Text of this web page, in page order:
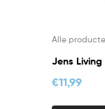
Alle
Jens
€11,99